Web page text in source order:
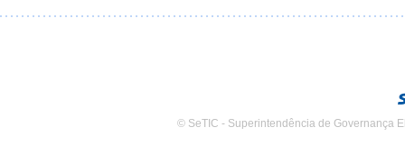
© SeTIC - Superintendência de Governança